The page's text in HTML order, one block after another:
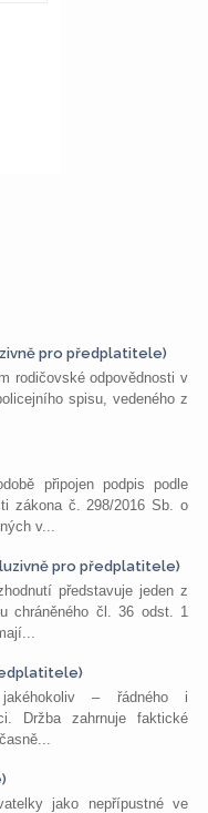
pro předplatitele)
rodičovské odpovědnosti v
spisu, vedeného z
připojen podpis podle
zákona č. 298/2016 Sb. o
v...
pro předplatitele)
představuje jeden z
chráněného čl. 36 odst. 1
– řádného i
Držba zahrnuje faktické
jako nepřípustné ve